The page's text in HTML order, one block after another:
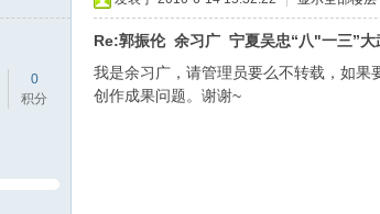
0
积分
Re:郭振伦 余习广 宁夏吴忠“八"一三”大
我是余习广，请管理员要么不转载，如
创作成果问题。谢谢~